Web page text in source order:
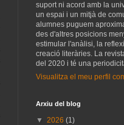
suport ni acord amb la
un espai i un mitjà de
alumnes puguem
des d'altres posicions
estimular l'anàlisi, la
creació literàries. La
del 2020 i té una
Visualitza el meu perfil
Arxiu del blog
▼ 2026 (1)